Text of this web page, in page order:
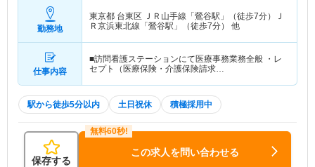
勤務地
東京都 台東区 ＪＲ山手線「鶯谷駅」（徒歩7分）Ｊ
Ｒ京浜東北線「鶯谷駅」（徒歩7分） 他
仕事内容
■訪問看護ステーションにて医療事務業務全般 ・レ
セプト（医療保険・介護保険請求…
駅から徒歩5分以内 土日祝休 積極採用中
保存する
この求人を問い合わせる